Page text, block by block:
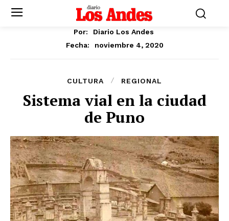
Por:
Diario Los Andes
Fecha:
noviembre 4, 2020
CULTURA REGIONAL
Sistema vial en la ciudad
de Puno